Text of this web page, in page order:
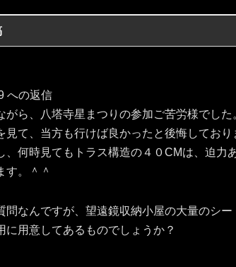
への返信
がら、八塔寺星まつりの参加ご苦労様でした
見て、当方も行けば良かったと後悔しており
、何時見てもトラス構造の４０CMは、迫力
す。＾＾
問なんですが、望遠鏡収納小屋の大量のシー
に用意してあるものでしょうか？